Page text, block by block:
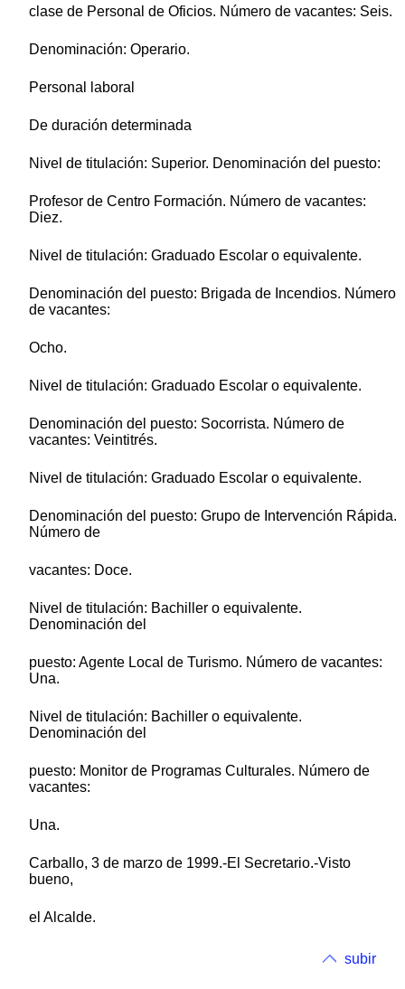
clase de Personal de Oficios. Número de vacantes: Seis.
Denominación: Operario.
Personal laboral
De duración determinada
Nivel de titulación: Superior. Denominación del puesto:
Profesor de Centro Formación. Número de vacantes:
Diez.
Nivel de titulación: Graduado Escolar o equivalente.
Denominación del puesto: Brigada de Incendios. Número
de vacantes:
Ocho.
Nivel de titulación: Graduado Escolar o equivalente.
Denominación del puesto: Socorrista. Número de
vacantes: Veintitrés.
Nivel de titulación: Graduado Escolar o equivalente.
Denominación del puesto: Grupo de Intervención Rápida.
Número de
vacantes: Doce.
Nivel de titulación: Bachiller o equivalente.
Denominación del
puesto: Agente Local de Turismo. Número de vacantes:
Una.
Nivel de titulación: Bachiller o equivalente.
Denominación del
puesto: Monitor de Programas Culturales. Número de
vacantes:
Una.
Carballo, 3 de marzo de 1999.-El Secretario.-Visto
bueno,
el Alcalde.
subir